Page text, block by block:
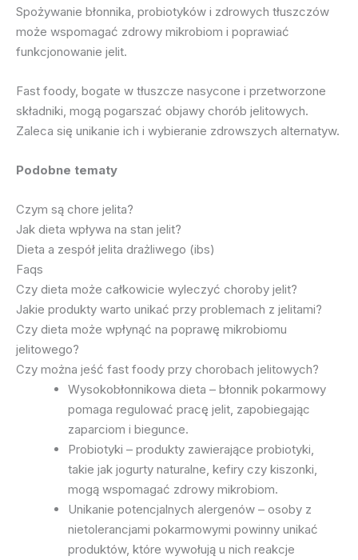
Spożywanie błonnika, probiotyków i zdrowych tłuszczów
może wspomagać zdrowy mikrobiom i poprawiać
funkcjonowanie jelit.
Fast foody, bogate w tłuszcze nasycone i przetworzone
składniki, mogą pogarszać objawy chorób jelitowych.
Zaleca się unikanie ich i wybieranie zdrowszych alternatyw.
Podobne tematy
Czym są chore jelita?
Jak dieta wpływa na stan jelit?
Dieta a zespół jelita drażliwego (ibs)
Faqs
Czy dieta może całkowicie wyleczyć choroby jelit?
Jakie produkty warto unikać przy problemach z jelitami?
Czy dieta może wpłynąć na poprawę mikrobiomu
jelitowego?
Czy można jeść fast foody przy chorobach jelitowych?
Wysokobłonnikowa dieta – błonnik pokarmowy
pomaga regulować pracę jelit, zapobiegając
zaparciom i biegunce.
Probiotyki – produkty zawierające probiotyki,
takie jak jogurty naturalne, kefiry czy kiszonki,
mogą wspomagać zdrowy mikrobiom.
Unikanie potencjalnych alergenów – osoby z
nietolerancjami pokarmowymi powinny unikać
produktów, które wywołują u nich reakcje